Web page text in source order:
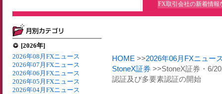
FX取引会社の新着情報
[2026年]
2026年08月FXニュース
2026年07月FXニュース
2026年06月FXニュース
2026年05月FXニュース
2026年04月FXニュース
HOME >>2026年06月FXニュー
StoneX証券 >>StoneX証券・6/
認証及び多要素認証の開始